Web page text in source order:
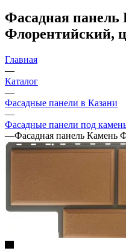
Фасадная панель
Флорентийский,
Главная
—
Каталог
—
Фасадные панели в Казани
—
Фасадные панели под
—Фасадная панель Камень